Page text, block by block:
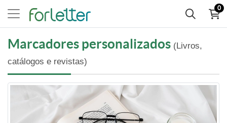
0
Marcadores personalizados (Livros,
catálogos e revistas)